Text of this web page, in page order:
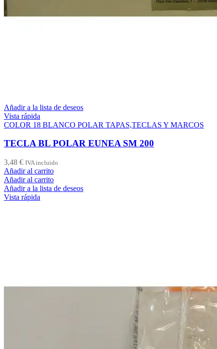
Añadir a la lista de deseos
Vista rápida
COLOR 18 BLANCO POLAR TAPAS,TECLAS Y MARCOS
TECLA BL POLAR EUNEA SM 200
3,48 € IVA incluido
Añadir al carrito
Añadir al carrito
Añadir a la lista de deseos
Vista rápida